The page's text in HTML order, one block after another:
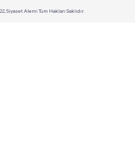
Siyaset Alemi Tüm Hakları Saklıdır.